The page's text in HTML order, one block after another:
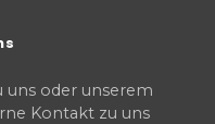
uns oder unserem
Kontakt zu uns